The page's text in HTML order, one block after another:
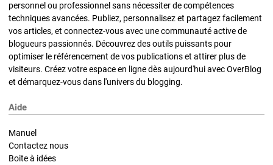
personnel ou professionnel sans nécessiter de compétences
techniques avancées. Publiez, personnalisez et partagez facilement
vos articles, et connectez-vous avec une communauté active de
blogueurs passionnés. Découvrez des outils puissants pour
optimiser le référencement de vos publications et attirer plus de
visiteurs. Créez votre espace en ligne dès aujourd'hui avec OverBlog
et démarquez-vous dans l'univers du blogging.
Aide
Manuel
Contactez nous
Boite à idées